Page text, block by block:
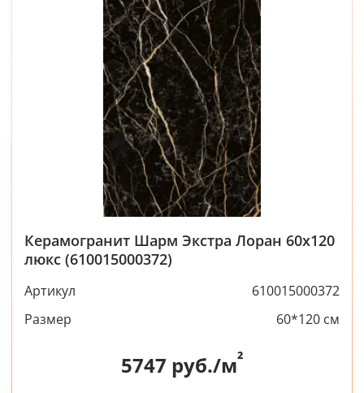
Керамогранит Шарм Экстра Лоран 60x120
люкс (610015000372)
Артикул
610015000372
Размер
60*120 см
5747 руб./м²